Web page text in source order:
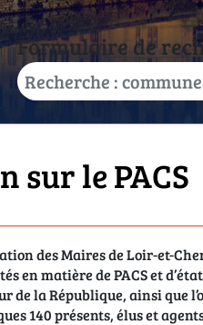
Formulaire de
sur le PACS
des Maires de Loir-et-
en matière de PACS et
de la République, ainsi que
140 présents, élus et